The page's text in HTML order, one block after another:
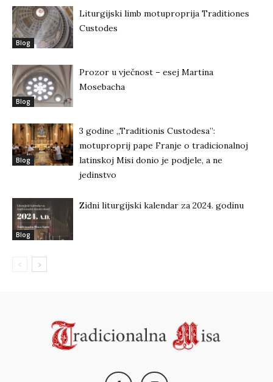
Blog
Liturgijski limb motuproprija Traditiones
Custodes
Blog
Prozor u vječnost – esej Martina
Mosebacha
Blog
3 godine „Traditionis Custodesa”:
motuproprij pape Franje o tradicionalnoj
latinskoj Misi donio je podjele, a ne
jedinstvo
Blog
Zidni liturgijski kalendar za 2024. godinu